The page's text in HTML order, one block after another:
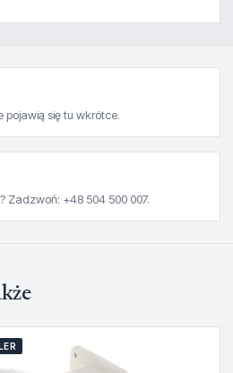
się tu wkrótce.
Zadzwoń: +48 504 500 007.